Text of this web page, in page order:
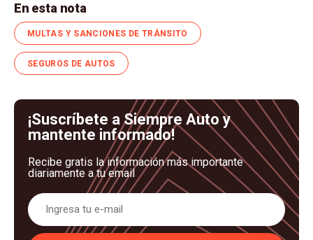
En esta nota
MULTAS Y SANCIONES DE TRÁNSITO
SEGUROS DE AUTOS
¡Suscríbete a Siempre Auto y
mantente informado!
Recibe gratis la información más importante
diariamente a tu email